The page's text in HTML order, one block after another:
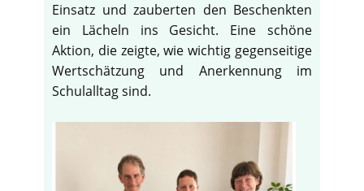
Einsatz und zauberten den Beschenkten
ein Lächeln ins Gesicht. Eine schöne
Aktion, die zeigte, wie wichtig gegenseitige
Wertschätzung und Anerkennung im
Schulalltag sind.